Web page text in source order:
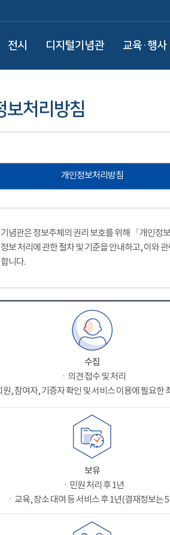
전시 디지털기념관 교육·행사
보처리방침
개인정보처리방침
념관은 정보주체의 권리 보호를 위해 「개인정
보 처리에 관한 절차 및 기준을 안내하고, 이와
니다.
수집
ㆍ의견 접수 및 처리
원, 참여자, 기증자 확인 및 서비스 이용에 필요한
보유
ㆍ민원 처리 후 1년
ㆍ교육, 장소 대여 등 서비스 후 1년(결재정보는